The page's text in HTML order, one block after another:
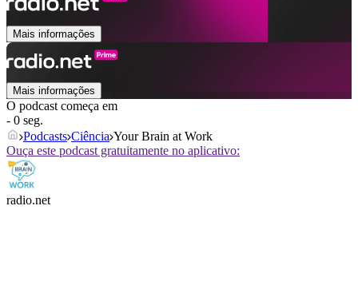
Mais informações
Mais informações
O podcast começa em
- 0 seg.
Podcasts Ciência Your Brain at Work
Ouça este podcast gratuitamente no aplicativo:
radio.net